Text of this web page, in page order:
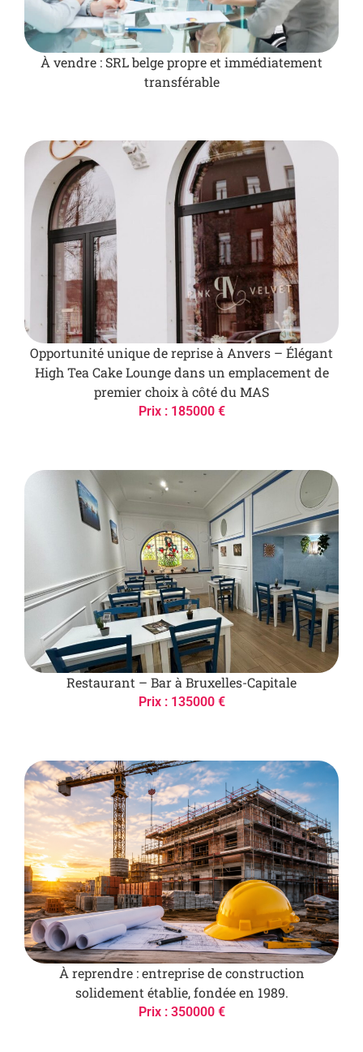
À vendre : SRL belge propre et immédiatement
transférable
Opportunité unique de reprise à Anvers – Élégant
High Tea Cake Lounge dans un emplacement de
premier choix à côté du MAS
Prix : 185000 €
Restaurant – Bar à Bruxelles-Capitale
Prix : 135000 €
À reprendre : entreprise de construction
solidement établie, fondée en 1989.
Prix : 350000 €